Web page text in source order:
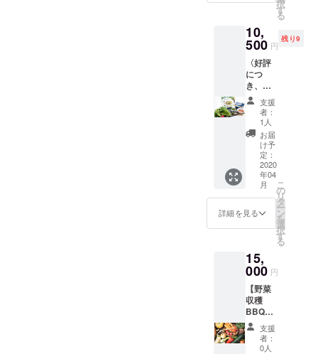
でお届
けしま
のを お
届けし
ます。
常温品
でお届
けしま
す。
の名前
欄へお
願いし
ます。
・山本
農園
「野菜
引換
券」
1000円
分 ・お
礼状 心
をこめ
た直筆
のお礼
状をお
送りい
たしま
品の内
容で恐
縮では
ござい
ます
が、も
しご購
入いた
だけま
択
す
る
10,
500 円
残り9
〈好評
につ
き、追
加リ
ター
ン！＞
【ミー
ルキッ
ト+ペー
スト＋
春菊】
コース
・ミー
ルキッ
ト（２
人分）
菊パス
タ＋春
菊サラ
ダ 材
料一式
・春菊
ペース
ト（洋
風）
支援
者：
1人
お届
け予
定：
2020
年04
月
詳細を見る
こ
の
リ
タ
ー
ン
を
選
択
す
る
15,
000 円
【野菜
収穫
BBQ
パー
ティ】
コース
支援
者：
0人